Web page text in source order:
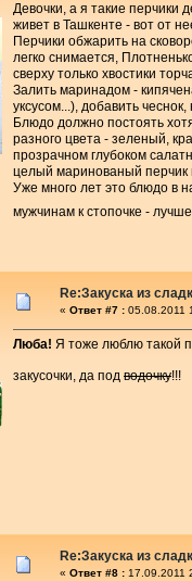
Девочки, а я такие перчики
живет в Ташкенте - вот от
Перчики обжарить на
легко снимается,
сверху только хвостики
Залить маринадом -
уксусом...), добавить
Блюдо должно постоять
разного цвета - зеленый,
прозрачном глубоком
целый маринованый перчик
Уже много лет это блюдо в
мужчинам к стопочке -
Re:Закуска из
« Ответ #7 : 05.08.2011
Люба! Я тоже люблю такой
закусочки, да под водочку!!!
Re:Закуска из
« Ответ #8 : 17.09.2011